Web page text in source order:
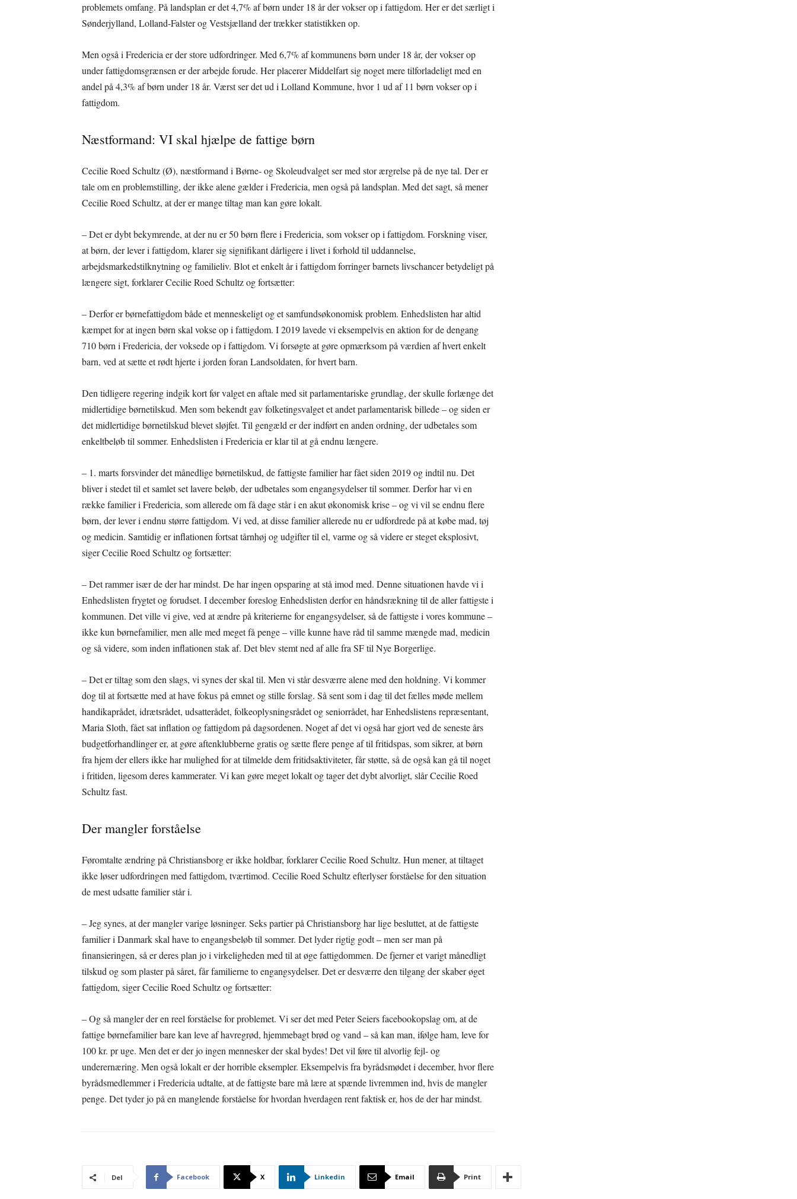
problemets omfang. På landsplan er det 4,7% af børn under 18 år der vokser op i fattigdom. Her er det særligt i
Sønderjylland, Lolland-Falster og Vestsjælland der trækker statistikken op.
Men også i Fredericia er der store udfordringer. Med 6,7% af kommunens børn under 18 år, der vokser op
under fattigdomsgrænsen er der arbejde forude. Her placerer Middelfart sig noget mere tilforladeligt med en
andel på 4,3% af børn under 18 år. Værst ser det ud i Lolland Kommune, hvor 1 ud af 11 børn vokser op i
fattigdom.
Næstformand: VI skal hjælpe de fattige børn
Cecilie Roed Schultz (Ø), næstformand i Børne- og Skoleudvalget ser med stor ærgrelse på de nye tal. Der er
tale om en problemstilling, der ikke alene gælder i Fredericia, men også på landsplan. Med det sagt, så mener
Cecilie Roed Schultz, at der er mange tiltag man kan gøre lokalt.
– Det er dybt bekymrende, at der nu er 50 børn flere i Fredericia, som vokser op i fattigdom. Forskning viser,
at børn, der lever i fattigdom, klarer sig signifikant dårligere i livet i forhold til uddannelse,
arbejdsmarkedstilknytning og familieliv. Blot et enkelt år i fattigdom forringer barnets livschancer betydeligt på
længere sigt, forklarer Cecilie Roed Schultz og fortsætter:
– Derfor er børnefattigdom både et menneskeligt og et samfundsøkonomisk problem. Enhedslisten har altid
kæmpet for at ingen børn skal vokse op i fattigdom. I 2019 lavede vi eksempelvis en aktion for de dengang
710 børn i Fredericia, der voksede op i fattigdom. Vi forsøgte at gøre opmærksom på værdien af hvert enkelt
barn, ved at sætte et rødt hjerte i jorden foran Landsoldaten, for hvert barn.
Den tidligere regering indgik kort før valget en aftale med sit parlamentariske grundlag, der skulle forlænge det
midlertidige børnetilskud. Men som bekendt gav folketingsvalget et andet parlamentarisk billede – og siden er
det midlertidige børnetilskud blevet sløjfet. Til gengæld er der indført en anden ordning, der udbetales som
enkeltbeløb til sommer. Enhedslisten i Fredericia er klar til at gå endnu længere.
– 1. marts forsvinder det månedlige børnetilskud, de fattigste familier har fået siden 2019 og indtil nu. Det
bliver i stedet til et samlet set lavere beløb, der udbetales som engangsydelser til sommer. Derfor har vi en
række familier i Fredericia, som allerede om få dage står i en akut økonomisk krise – og vi vil se endnu flere
børn, der lever i endnu større fattigdom. Vi ved, at disse familier allerede nu er udfordrede på at købe mad, tøj
og medicin. Samtidig er inflationen fortsat tårnhøj og udgifter til el, varme og så videre er steget eksplosivt,
siger Cecilie Roed Schultz og fortsætter:
– Det rammer især de der har mindst. De har ingen opsparing at stå imod med. Denne situationen havde vi i
Enhedslisten frygtet og forudset. I december foreslog Enhedslisten derfor en håndsrækning til de aller fattigste i
kommunen. Det ville vi give, ved at ændre på kriterierne for engangsydelser, så de fattigste i vores kommune –
ikke kun børnefamilier, men alle med meget få penge – ville kunne have råd til samme mængde mad, medicin
og så videre, som inden inflationen stak af. Det blev stemt ned af alle fra SF til Nye Borgerlige.
– Det er tiltag som den slags, vi synes der skal til. Men vi står desværre alene med den holdning. Vi kommer
dog til at fortsætte med at have fokus på emnet og stille forslag. Så sent som i dag til det fælles møde mellem
handikaprådet, idrætsrådet, udsatterådet, folkeoplysningsrådet og seniorrådet, har Enhedslistens repræsentant,
Maria Sloth, fået sat inflation og fattigdom på dagsordenen. Noget af det vi også har gjort ved de seneste års
budgetforhandlinger er, at gøre aftenklubberne gratis og sætte flere penge af til fritidspas, som sikrer, at børn
fra hjem der ellers ikke har mulighed for at tilmelde dem fritidsaktiviteter, får støtte, så de også kan gå til noget
i fritiden, ligesom deres kammerater. Vi kan gøre meget lokalt og tager det dybt alvorligt, slår Cecilie Roed
Schultz fast.
Der mangler forståelse
Føromtalte ændring på Christiansborg er ikke holdbar, forklarer Cecilie Roed Schultz. Hun mener, at tiltaget
ikke løser udfordringen med fattigdom, tværtimod. Cecilie Roed Schultz efterlyser forståelse for den situation
de mest udsatte familier står i.
– Jeg synes, at der mangler varige løsninger. Seks partier på Christiansborg har lige besluttet, at de fattigste
familier i Danmark skal have to engangsbeløb til sommer. Det lyder rigtig godt – men ser man på
finansieringen, så er deres plan jo i virkeligheden med til at øge fattigdommen. De fjerner et varigt månedligt
tilskud og som plaster på såret, får familierne to engangsydelser. Det er desværre den tilgang der skaber øget
fattigdom, siger Cecilie Roed Schultz og fortsætter:
– Og så mangler der en reel forståelse for problemet. Vi ser det med Peter Seiers facebookopslag om, at de
fattige børnefamilier bare kan leve af havregrød, hjemmebagt brød og vand – så kan man, ifølge ham, leve for
100 kr. pr uge. Men det er der jo ingen mennesker der skal bydes! Det vil føre til alvorlig fejl- og
underernæring. Men også lokalt er der horrible eksempler. Eksempelvis fra byrådsmødet i december, hvor flere
byrådsmedlemmer i Fredericia udtalte, at de fattigste bare må lære at spænde livremmen ind, hvis de mangler
penge. Det tyder jo på en manglende forståelse for hvordan hverdagen rent faktisk er, hos de der har mindst.
Del Facebook X Linkedin Email Print